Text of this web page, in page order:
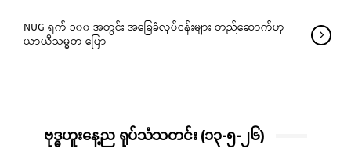
NUG ရက် ၁၀၀ အတွင်း အခြေခံလုပ်ငန်းများ တည်ဆောက်ဟု
ယာယီသမ္မတ ပြော
ဗုဒ္ဓဟူးနေ့ည ရုပ်သံသတင်း (၁၃-၅-၂၆)